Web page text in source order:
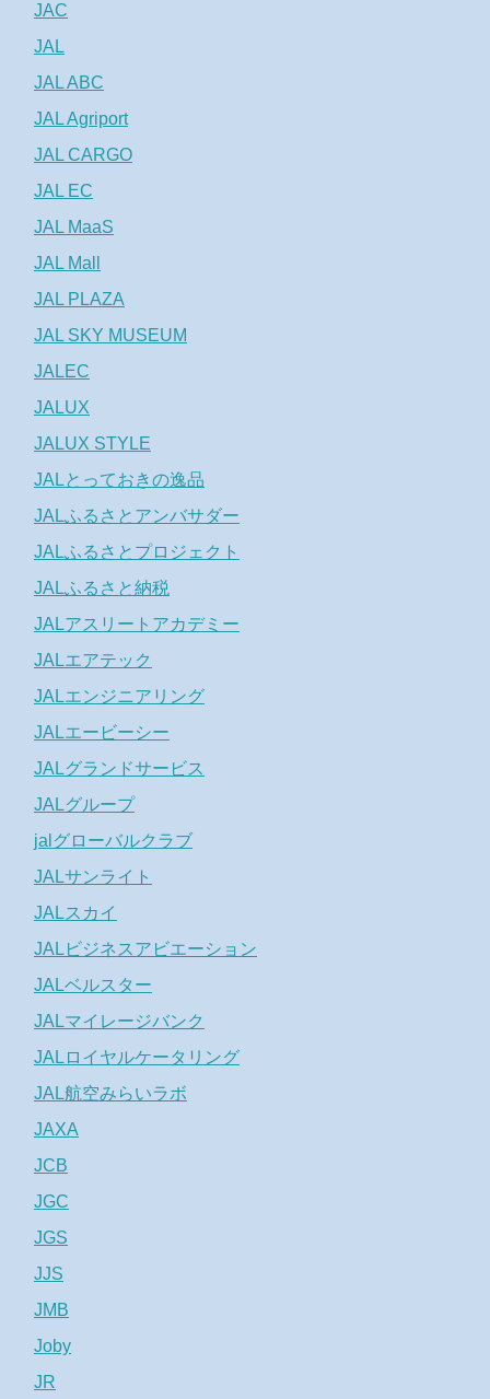
JAC
JAL
JAL ABC
JAL Agriport
JAL CARGO
JAL EC
JAL MaaS
JAL Mall
JAL PLAZA
JAL SKY MUSEUM
JALEC
JALUX
JALUX STYLE
JALとっておきの逸品
JALふるさとアンバサダー
JALふるさとプロジェクト
JALふるさと納税
JALアスリートアカデミー
JALエアテック
JALエンジニアリング
JALエービーシー
JALグランドサービス
JALグループ
jalグローバルクラブ
JALサンライト
JALスカイ
JALビジネスアビエーション
JALベルスター
JALマイレージバンク
JALロイヤルケータリング
JAL航空みらいラボ
JAXA
JCB
JGC
JGS
JJS
JMB
Joby
JR